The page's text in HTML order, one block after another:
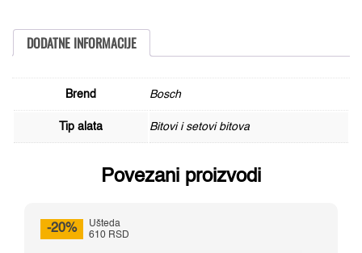
DODATNE INFORMACIJE
Brend Bosch
Tip alata Bitovi i setovi bitova
Povezani proizvodi
-20%
Ušteda
610 RSD